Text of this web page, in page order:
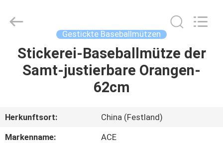
HAUS
ÜBER
UNS
Ltd..
Gestickte Baseballmützen
Stickerei-Baseballmütze der
Samt-justierbare Orangen-
62cm
Herkunftsort:
China (Festland)
Markenname:
ACE